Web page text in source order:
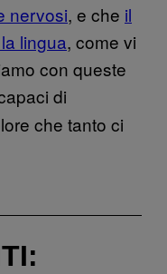
nervosi, e che il
lingua, come vi
con queste
di
che tanto ci